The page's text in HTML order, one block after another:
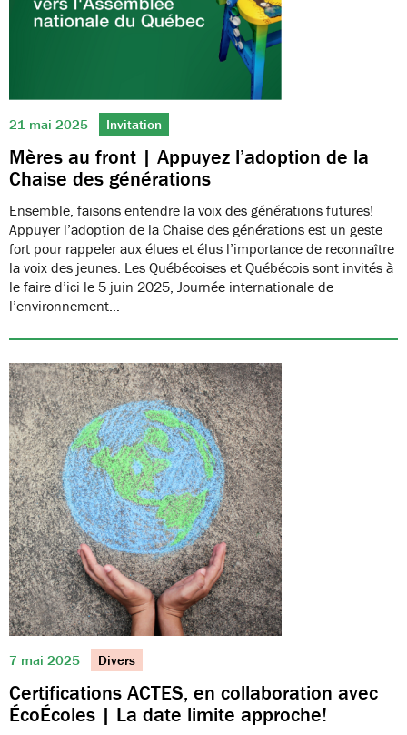
21 mai 2025 Invitation
Mères au front | Appuyez l’adoption de la
Chaise des générations
Ensemble, faisons entendre la voix des générations futures!
Appuyer l’adoption de la Chaise des générations est un geste
fort pour rappeler aux élues et élus l’importance de reconnaître
la voix des jeunes. Les Québécoises et Québécois sont invités à
le faire d’ici le 5 juin 2025, Journée internationale de
l’environnement…
7 mai 2025 Divers
Certifications ACTES, en collaboration avec
ÉcoÉcoles | La date limite approche!